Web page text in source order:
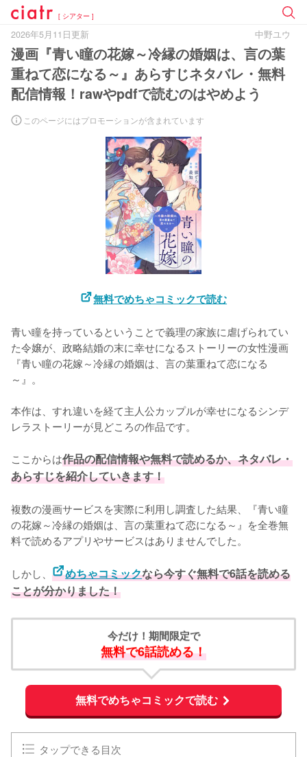
[ シアター ]
2026年5月11日更新 中野ユウ
漫画『青い瞳の花嫁～冷縁の婚姻は、言の葉
重ねて恋になる～』あらすじネタバレ・無料
配信情報！rawやpdfで読むのはやめよう
このページにはプロモーションが含まれています
無料でめちゃコミックで読む
青い瞳を持っているということで義理の家族に虐げられてい
た令嬢が、政略結婚の末に幸せになるストーリーの女性漫画
『青い瞳の花嫁～冷縁の婚姻は、言の葉重ねて恋になる
～』。
本作は、すれ違いを経て主人公カップルが幸せになるシンデ
レラストーリーが見どころの作品です。
ここからは作品の配信情報や無料で読めるか、ネタバレ・
あらすじを紹介していきます！
複数の漫画サービスを実際に利用し調査した結果、『青い瞳
の花嫁～冷縁の婚姻は、言の葉重ねて恋になる～』を全巻無
料で読めるアプリやサービスはありませんでした。
しかし、 めちゃコミックなら今すぐ無料で6話を読める
ことが分かりました！
今だけ！期間限定で
無料で6話読める！
無料でめちゃコミックで読む
タップできる目次